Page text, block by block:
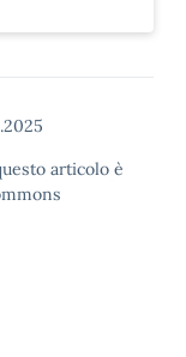
articolo è